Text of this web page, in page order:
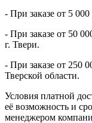
- При заказе от 5
- При заказе от 50
г. Твери.
- При заказе от 250
Тверской области.
Условия платной
её возможность и
менеджером